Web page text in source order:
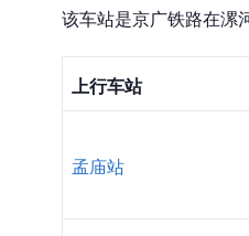
该车站是京广铁路在漯
上行车站
孟庙站